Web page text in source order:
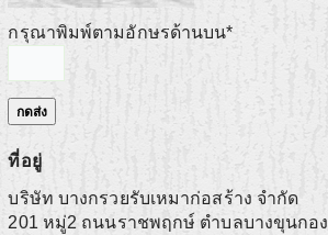
กรุณาพิมพ์ตามอักษรด้านบน*
ที่อยู่
บริษัท บางกรวยรับเหมาก่อสร้าง จำกัด
201 หมู่2 ถนนราชพฤกษ์ ตำบลบางขุนกอง